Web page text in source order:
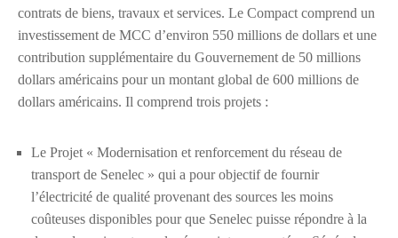
contrats de biens, travaux et services. Le Compact comprend un
investissement de MCC d’environ 550 millions de dollars et une
contribution supplémentaire du Gouvernement de 50 millions
dollars américains pour un montant global de 600 millions de
dollars américains. Il comprend trois projets :
Le Projet « Modernisation et renforcement du réseau de
transport de Senelec » qui a pour objectif de fournir
l’électricité de qualité provenant des sources les moins
coûteuses disponibles pour que Senelec puisse répondre à la